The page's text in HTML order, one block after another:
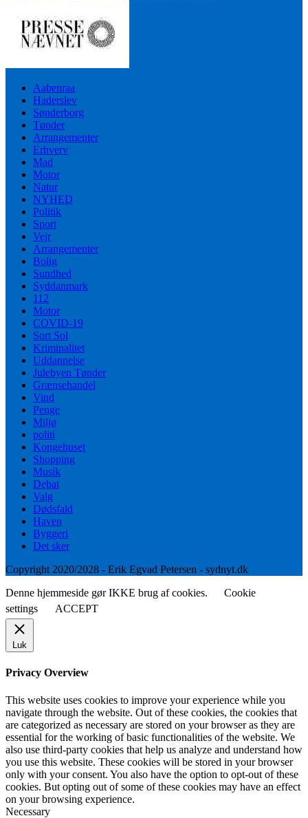
Aabenraa
Haderslev
Sønderborg
Tønder
Arrangementer
Erhverv
Mad
Motor
Natur
NYHED
Politik
Sport
Vejr
Arrangementer
Bolig
Sundhed
Syddanmark
112
Motor
COVID-19
Sort Sol
Kriminalitet
Uddannelse
Julebyen Tønder
Grænsehandel
Vind
Penge
Miljø
politi
Kongehuset
Shopping
Musik
Debat
Valg
Dødsfald
Haven
Byggeri
Det sker
Copyright 2020/2028 - Erik Egvad Petersen - sydnyt.dk
Denne hjemmeside gør IKKE brug af cookies.
Cookie
settings
ACCEPT
Luk
Privacy Overview
This website uses cookies to improve your experience while you
navigate through the website. Out of these cookies, the cookies that
are categorized as necessary are stored on your browser as they are
essential for the working of basic functionalities of the website. We
also use third-party cookies that help us analyze and understand how
you use this website. These cookies will be stored in your browser
only with your consent. You also have the option to opt-out of these
cookies. But opting out of some of these cookies may have an effect
on your browsing experience.
Necessary